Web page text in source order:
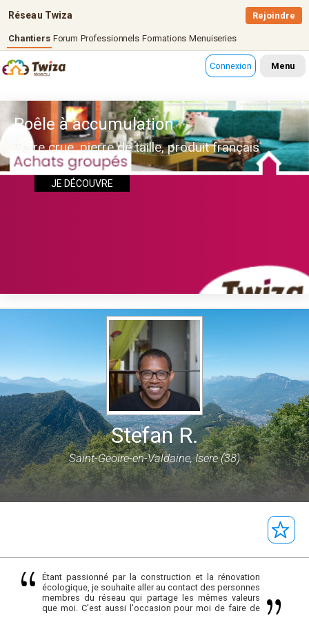
Réseau Twiza
Chantiers Forum Professionnels Formations Menuiseries
Rejoindre
Connexion Menu
Poêle à accumulation
Terre crue, pierre de taille, produit français
JE DÉCOUVRE
Stefan R.
Saint-Geoire-en-Valdaine, Isere (38)
Étant passionné par la construction et la rénovation
écologique, je souhaite aller au contact des personnes
membres du réseau qui partage les mêmes valeurs
que moi. C'est aussi l'occasion pour moi de faire de